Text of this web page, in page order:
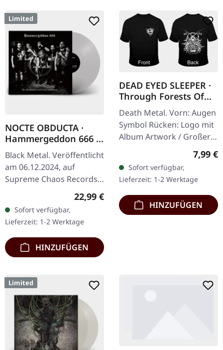
Limited
NOCTE OBDUCTA ·
Hammergeddon 666 |
SILVER LP
Black Metal. Veröffentlicht
am 06.12.2024, auf
Supreme Chaos Records.
Silbernes Vinyl mit Insert,
Exemplare. Händler-
Version für…
Regulärer Preis:
22,99 €
Sofort verfügbar,
Lieferzeit: 1-2 Werktage
HINZUFÜGEN
DEAD EYED SLEEPER ·
Through Forests Of
Nonentities Bug TS |
T-SHIRT L
Death Metal. Vorn: Augen
Symbol Rücken: Logo mit
Album Artwork / Großer
stilisierter Käfer 100%
Baumwolle, Fruit Of The
Loom Heavy Cotton
7,99 €
Sofort verfügbar,
Lieferzeit: 1-2 Werktage
HINZUFÜGEN
Limited